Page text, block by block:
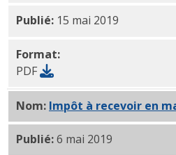
Publié: 15 mai 2019
Format:
PDF
Nom: Impôt à recevoir en
Publié:6 mai 2019